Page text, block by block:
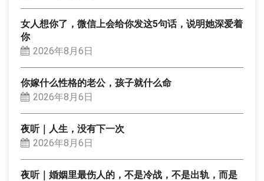
女人想你了，微信上会给你发这5句话，说明她深爱着
你
2026年8月6日
你嫁什么性格的老公，孩子就什么命
2026年8月6日
夜听｜人生，没有下一次
2026年8月6日
夜听｜婚姻里最伤人的，不是冷战，不是出轨，而是